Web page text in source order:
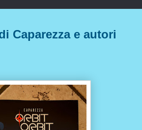
Caparezza e autori